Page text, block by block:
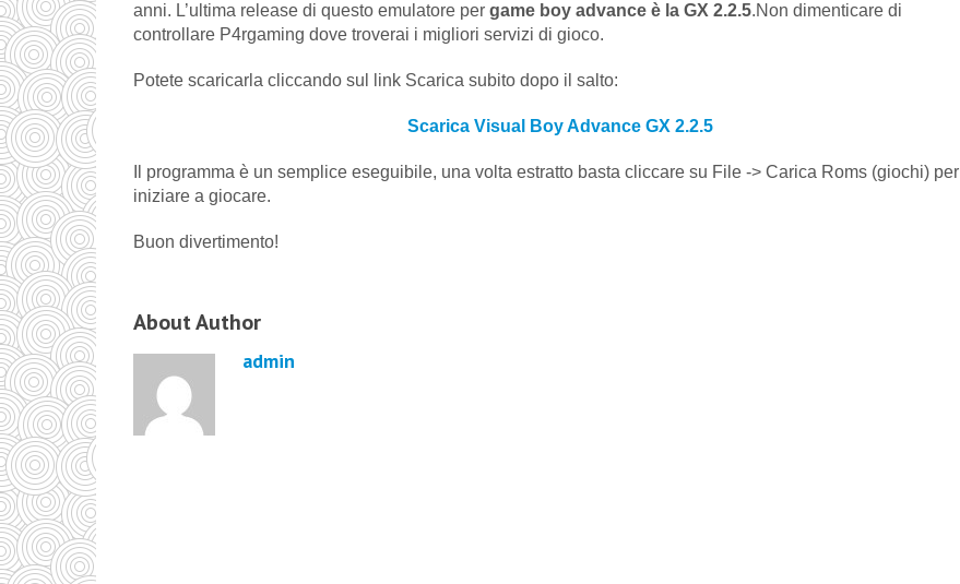
anni. L’ultima release di questo emulatore per game boy advance è la GX 2.2.5.Non dimenticare di
controllare P4rgaming dove troverai i migliori servizi di gioco.
Potete scaricarla cliccando sul link Scarica subito dopo il salto:
Scarica Visual Boy Advance GX 2.2.5
Il programma è un semplice eseguibile, una volta estratto basta cliccare su File -> Carica Roms (giochi) per
iniziare a giocare.
Buon divertimento!
About Author
admin